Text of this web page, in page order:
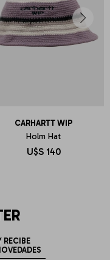
CARHARTT WIP
Holm Hat
U$S 140